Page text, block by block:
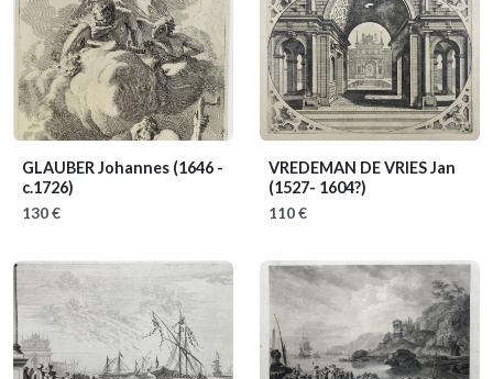
GLAUBER Johannes (1646 -
c.1726)
130 €
VREDEMAN DE VRIES Jan
(1527- 1604?)
110 €